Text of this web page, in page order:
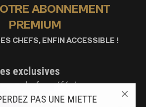
PAS UNE MIETTE ×
ABONNEMENT
PREMIUM
CHEFS, ENFIN ACCESSIBLE !
exclusives
vos chefs préférés